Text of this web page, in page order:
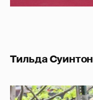
Тильда Суинтон